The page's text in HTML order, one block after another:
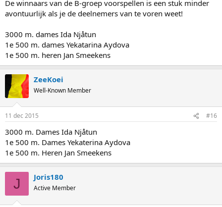
De winnaars van de B-groep voorspellen is een stuk minder
avontuurlijk als je de deelnemers van te voren weet!
3000 m. dames Ida Njåtun
1e 500 m. dames Yekatarina Aydova
1e 500 m. heren Jan Smeekens
ZeeKoei
Well-Known Member
11 dec 2015 #16
3000 m. Dames Ida Njåtun
1e 500 m. Dames Yekaterina Aydova
1e 500 m. Heren Jan Smeekens
J Joris180
Active Member